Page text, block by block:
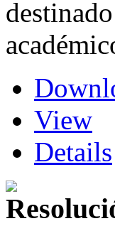
View
Details